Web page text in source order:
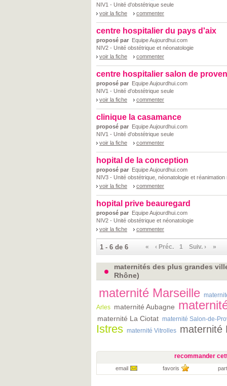
NIV1 - Unité d'obstétrique seule
voir la fiche
commenter
centre hospitalier du pays d'aix
proposé par Equipe Aujourdhui.com
NIV2 - Unité obstétrique et néonatologie
voir la fiche
commenter
centre hospitalier salon de
proposé par Equipe Aujourdhui.com
NIV1 - Unité d'obstétrique seule
voir la fiche
commenter
clinique la casamance
proposé par Equipe Aujourdhui.com
NIV1 - Unité d'obstétrique seule
voir la fiche
commenter
hopital de la conception
proposé par Equipe Aujourdhui.com
NIV3 - Unité obstétrique, néonatologie et réanimation
voir la fiche
commenter
hopital prive beauregard
proposé par Equipe Aujourdhui.com
NIV2 - Unité obstétrique et néonatologie
voir la fiche
commenter
1 - 6 de 6 « ‹ Préc. 1 Suiv. › »
maternités des plus grandes
Rhône)
maternité Marseille
Arles maternité Aubagne
maternité La Ciotat maternité Salon-de-
Istres maternité Vitrolles maternité
recommander
email favoris